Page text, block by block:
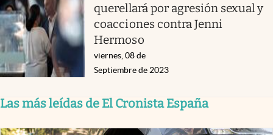
querellará por agresión sexual y
coacciones contra Jenni
Hermoso
viernes, 08 de
Septiembre de 2023
Las más leídas de El Cronista España